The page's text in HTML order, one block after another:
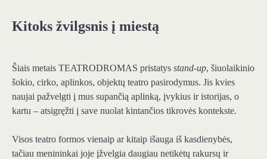
Kitoks žvilgsnis į miestą
Šiais metais TEATRODROMAS pristatys stand-up, šiuolaikinio
šokio, cirko, aplinkos, objektų teatro pasirodymus. Jis kvies
naujai pažvelgti į mus supančią aplinką, įvykius ir istorijas, o
kartu – atsigręžti į save nuolat kintančios tikrovės kontekste.
Visos teatro formos vienaip ar kitaip išauga iš kasdienybės,
tačiau menininkai joje įžvelgia daugiau netikėtų rakursų ir